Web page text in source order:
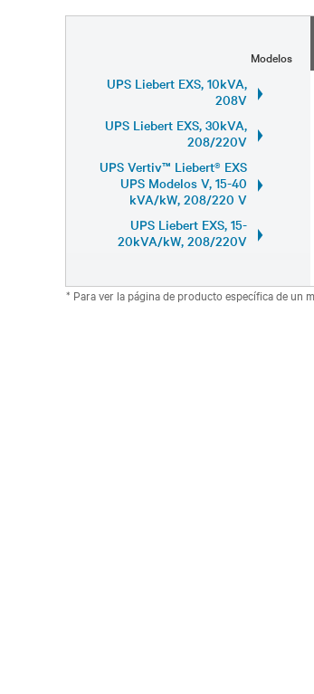
Modelos
UPS Liebert EXS, 10kVA,
208V
UPS Liebert EXS, 30kVA,
208/220V
UPS Vertiv™ Liebert® EXS
UPS Modelos V, 15-40
kVA/kW, 208/220 V
UPS Liebert EXS, 15-
20kVA/kW, 208/220V
* Para ver la página de producto específica de un